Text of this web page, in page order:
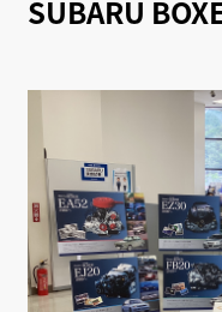
SUBARU